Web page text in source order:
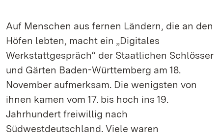
Auf Menschen aus fernen Ländern, die an den
Höfen lebten, macht ein „Digitales
Werkstattgespräch“ der Staatlichen Schlösser
und Gärten Baden-Württemberg am 18.
November aufmerksam. Die wenigsten von
ihnen kamen vom 17. bis hoch ins 19.
Jahrhundert freiwillig nach
Südwestdeutschland. Viele waren